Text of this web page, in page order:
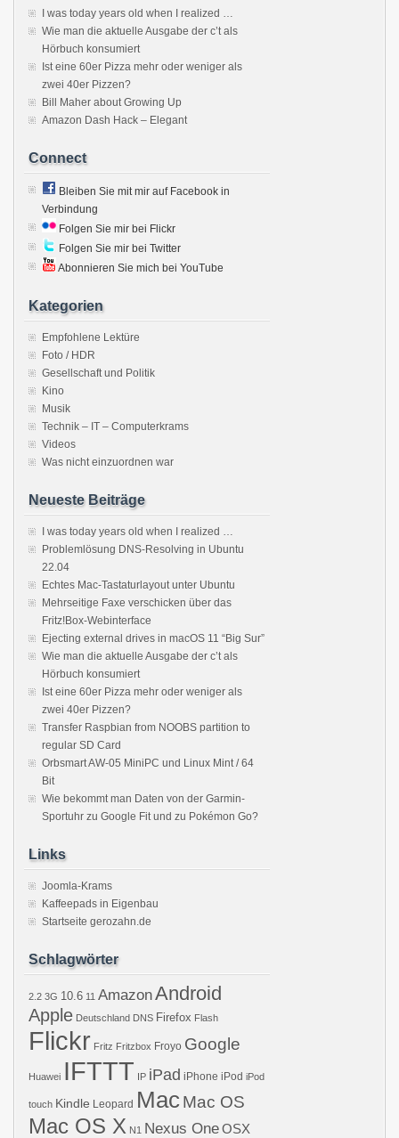
I was today years old when I realized …
Wie man die aktuelle Ausgabe der c’t als
Hörbuch konsumiert
Ist eine 60er Pizza mehr oder weniger als
zwei 40er Pizzen?
Bill Maher about Growing Up
Amazon Dash Hack – Elegant
Connect
Bleiben Sie mit mir auf Facebook in
Verbindung
Folgen Sie mir bei Flickr
Folgen Sie mir bei Twitter
Abonnieren Sie mich bei YouTube
Kategorien
Empfohlene Lektüre
Foto / HDR
Gesellschaft und Politik
Kino
Musik
Technik – IT – Computerkrams
Videos
Was nicht einzuordnen war
Neueste Beiträge
I was today years old when I realized …
Problemlösung DNS-Resolving in Ubuntu
22.04
Echtes Mac-Tastaturlayout unter Ubuntu
Mehrseitige Faxe verschicken über das
Fritz!Box-Webinterface
Ejecting external drives in macOS 11 “Big Sur”
Wie man die aktuelle Ausgabe der c’t als
Hörbuch konsumiert
Ist eine 60er Pizza mehr oder weniger als
zwei 40er Pizzen?
Transfer Raspbian from NOOBS partition to
regular SD Card
Orbsmart AW-05 MiniPC und Linux Mint / 64
Bit
Wie bekommt man Daten von der Garmin-
Sportuhr zu Google Fit und zu Pokémon Go?
Links
Joomla-Krams
Kaffeepads in Eigenbau
Startseite gerozahn.de
Schlagwörter
2.2 3G 10.6 11 AmazonAndroid
Apple Deutschland DNS Firefox Flash
Flickr Fritz Fritzbox Froyo Google
Huawei IFTTT IP iPad iPhone iPod iPod
touch Kindle Leopard MacMac OS
Mac OS X N1 Nexus OneOSX